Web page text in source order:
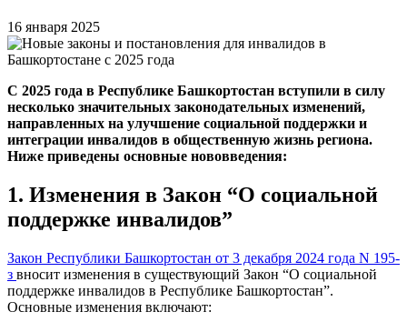
16 января 2025
С 2025 года в Республике Башкортостан вступили в силу
несколько значительных законодательных изменений,
направленных на улучшение социальной поддержки и
интеграции инвалидов в общественную жизнь региона.
Ниже приведены основные нововведения:
1. Изменения в Закон “О социальной
поддержке инвалидов”
Закон Республики Башкортостан от 3 декабря 2024 года N 195-
з вносит изменения в существующий Закон “О социальной
поддержке инвалидов в Республике Башкортостан”.
Основные изменения включают: